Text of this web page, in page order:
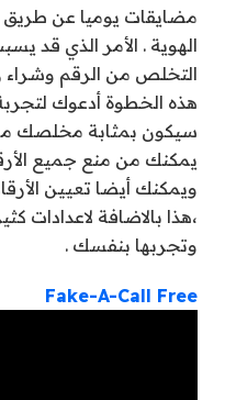
مضايقات يوميا عن طريق
الهوية . الأمر الذي قد
التخلص من الرقم وشراء
هذه الخطوة أدعوك
سيكون بمثابة مخلصك من
يمكنك من منع جميع
ويمكنك أيضا تعيين
،هذا بالاضافة لاعدادات
وتجربها بنفسك .
Fake-A-Call Free